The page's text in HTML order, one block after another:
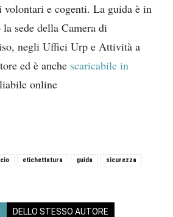
e cogenti. La guida è in
sede della Camera di
negli Uffici Urp e Attività a
ed è anche scaricabile in
online
etichettatura guida
sicurezza
DELLO STESSO AUTORE